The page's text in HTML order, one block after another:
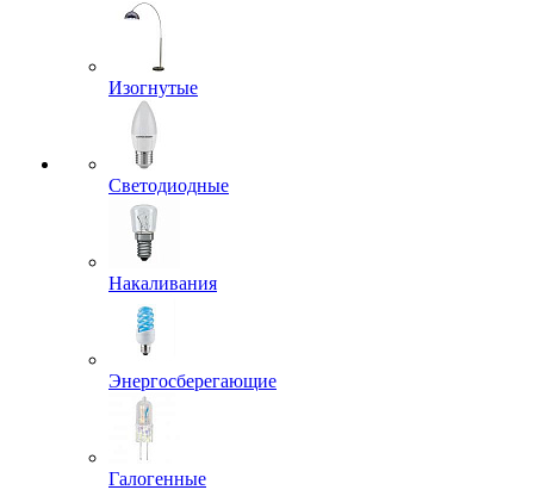
Изогнутые
Светодиодные
Накаливания
Энергосберегающие
Галогенные